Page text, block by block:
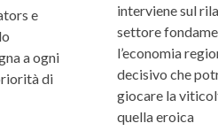
e
a ogni
di
interviene sul
settore
l’economia
decisivo che
giocare la
quella eroica